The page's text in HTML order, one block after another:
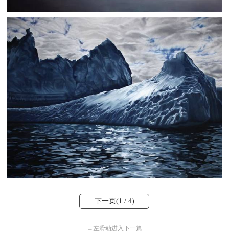
下一页(1 / 4)
←左滑动进入下一篇